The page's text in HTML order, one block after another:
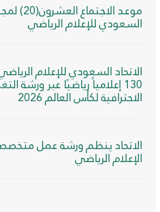
موعد
السعودي للإعلام الرياضي
الاتحاد السعودي للإعلام
130 إعلامياً رياضيًا عبر ورشة
الاحترافية لكأس العالم 2026
الاتحاد ينظم ورشة عمل
الإعلام الرياضي